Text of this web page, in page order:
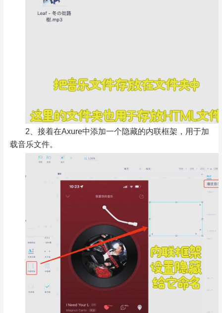
2、接着在Axure中添加一个隐藏的内联框架，用于加
载音乐文件。